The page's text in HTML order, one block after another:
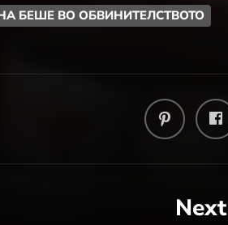
БЕШЕ ВО ОБВИНИТЕЛСТВОТО
Next